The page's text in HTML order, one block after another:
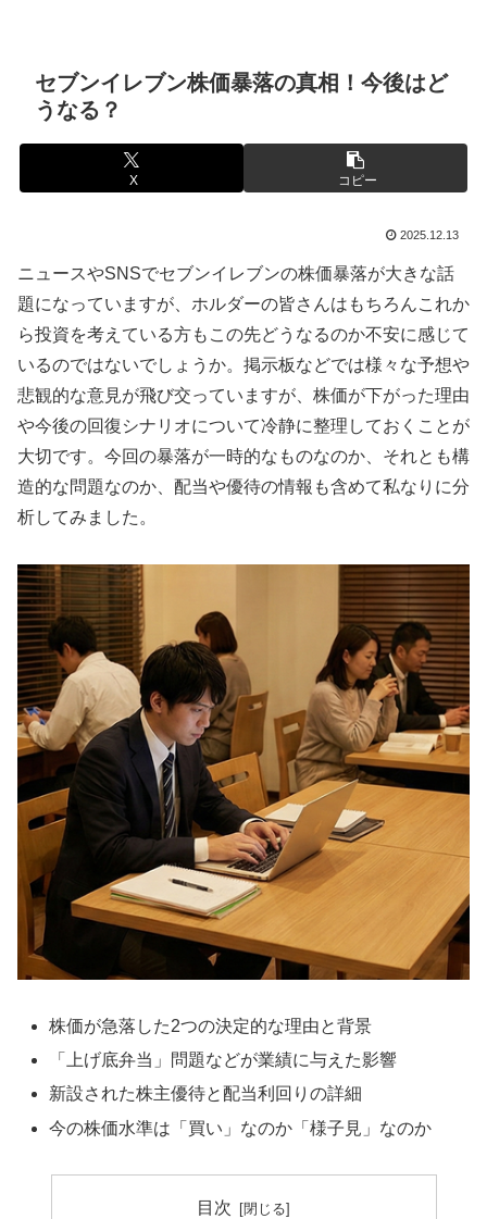
セブンイレブン株価暴落の真相！今後はど
うなる？
X コピー
2025.12.13
ニュースやSNSでセブンイレブンの株価暴落が大きな話
題になっていますが、ホルダーの皆さんはもちろんこれか
ら投資を考えている方もこの先どうなるのか不安に感じて
いるのではないでしょうか。掲示板などでは様々な予想や
悲観的な意見が飛び交っていますが、株価が下がった理由
や今後の回復シナリオについて冷静に整理しておくことが
大切です。今回の暴落が一時的なものなのか、それとも構
造的な問題なのか、配当や優待の情報も含めて私なりに分
析してみました。
株価が急落した2つの決定的な理由と背景
「上げ底弁当」問題などが業績に与えた影響
新設された株主優待と配当利回りの詳細
今の株価水準は「買い」なのか「様子見」なのか
目次